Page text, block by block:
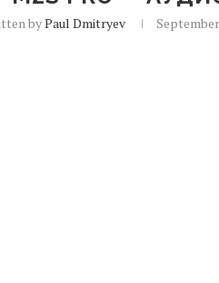
byPaul Dmitryev September